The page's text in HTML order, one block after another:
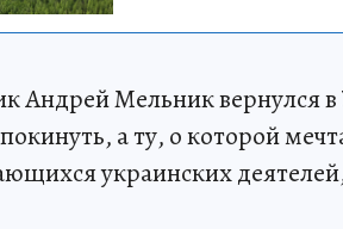
Андрей Мельник вернулся
а ту, о которой
украинских